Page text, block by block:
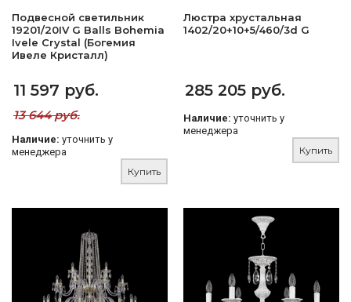
Подвесной светильник
19201/20IV G Balls Bohemia
Ivele Crystal (Богемия
Ивеле Кристалл)
11 597 руб.
13 644 руб.
Наличие: уточнить у
менеджера
Купить
Люстра хрустальная
1402/20+10+5/460/3d G
285 205 руб.
Наличие: уточнить у
менеджера
Купить